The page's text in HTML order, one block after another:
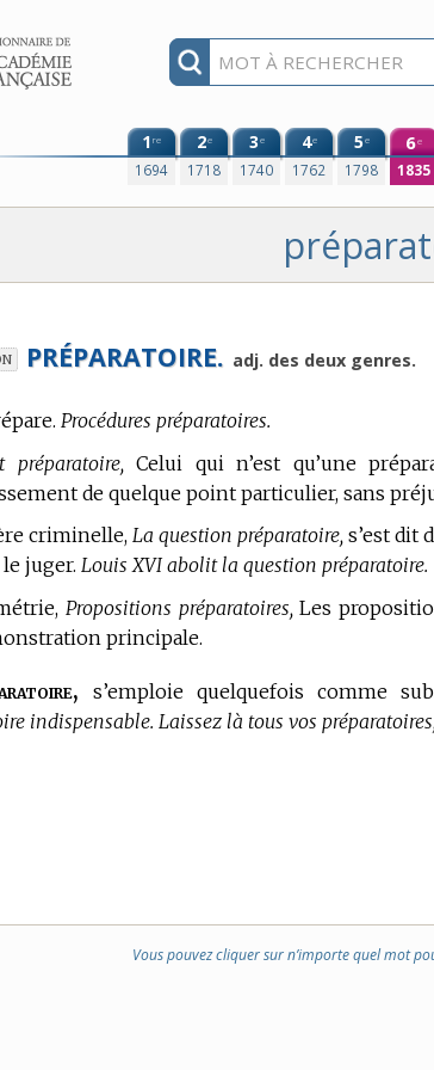
1re
1694
2e
1718
3e
1740
4e
1762
5e
1798
6e
1835
PRÉPARATOIRE. adj. des deux genres.
Procédures préparatoires.
préparatoire, Celui qui n’est qu’une
de quelque point particulier, sans
criminelle, La question préparatoire, s’est dit
juger. Louis XVI abolit la question préparatoire.
Propositions préparatoires, Les
principale.
s’emploie quelquefois comme
indispensable. Laissez là tous vos
Vous pouvez cliquer sur n’importe quel mot